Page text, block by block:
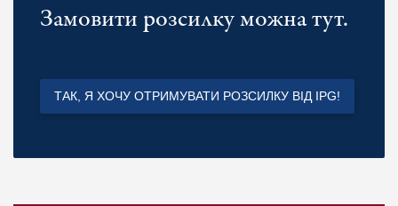
Замовити розсилку можна тут.
ТАК, Я ХОЧУ ОТРИМУВАТИ РОЗСИЛКУ ВІД IPG!